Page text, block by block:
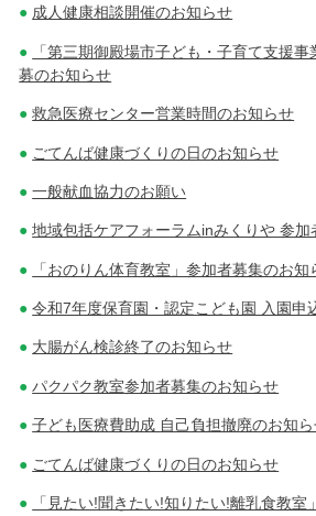
成人健康相談開催のお知らせ
「第三期御殿場市子ども・子育て支援
募のお知らせ
救急医療センター営業時間のお知らせ
ごてんば健康づくりの日のお知らせ
一般献血協力のお願い
地域包括ケアフォーラムinみくりや 参加
「おのりん体育教室」参加者募集のお知
令和7年度保育園・認定こども園 入園申
大腸がん検診終了のお知らせ
パクパク教室参加者募集のお知らせ
子ども医療費助成 自己負担撤廃のお知
ごてんば健康づくりの日のお知らせ
「見たい!聞きたい!知りたい!離乳食教